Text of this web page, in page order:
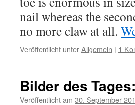
nail whereas the
no more claw at all.
Veröffentlicht unterAllgemein | 1
Bilder des
Veröffentlicht am 30. September